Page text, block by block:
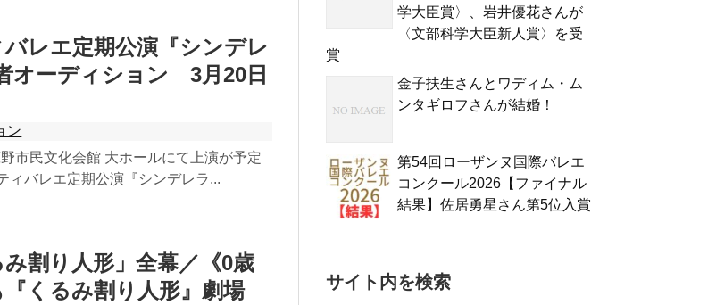
レエ定期公演『シンデレ
オーディション 3月20日
ン
市民文化会館 大ホールにて上演が予定
ィバレエ定期公演『シンデレラ...
割り人形」全幕／《0歳
『くるみ割り人形』劇場
学大臣賞〉、岩井優花さんが
〈文部科学大臣新人賞〉を受
賞
金子扶生さんとワディム・ム
ンタギロフさんが結婚！
第54回ローザンヌ国際バレエ
コンクール2026【ファイナル
結果】佐居勇星さん第5位入賞
サイト内を検索